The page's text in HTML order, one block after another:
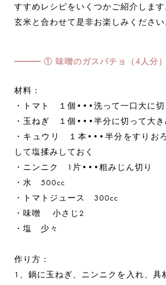
すすめレシピをいくつかご紹介します
玄米と合わせて是非お楽しみください
① 味噌のガスパチョ（4人分）
材料：
・トマト １個•••洗って一口大に切
・玉ねぎ １個•••半分に切って大き
・キュウリ １本•••半分をすりお
して塩揉みしておく
・ニンニク 1片•••粗みじん切り
・水 500cc
・トマトジュース 300cc
・味噌 小さじ2
・塩 少々
作り方：
1、鍋に玉ねぎ、ニンニクを入れ、具